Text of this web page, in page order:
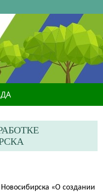
«О создании